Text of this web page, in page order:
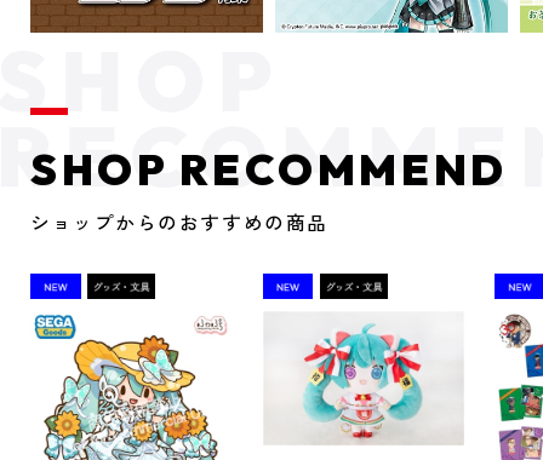
SHOP RECOMMEND
ショップからのおすすめの商品